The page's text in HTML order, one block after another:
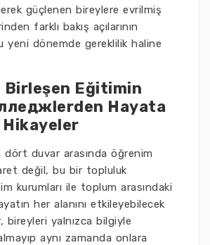
güçlenen bireylere evrilmiş
farklı bakış açılarının
yeni dönemde gereklilik haline
Birleşen Eğitimin
Hayata
dört duvar arasında öğrenim
değil, bu bir topluluk
kurumları ile toplum arasındaki
her alanını etkileyebilecek
bireyleri yalnızca bilgiyle
aynı zamanda onlara